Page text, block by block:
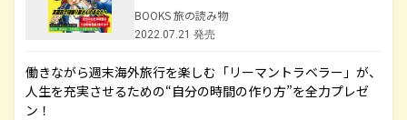
BOOKS 旅の読み物
2022.07.21 発売
働きながら週末海外旅行を楽しむ「リーマントラベラー」が、
人生を充実させるための“自分の時間の作り方”を全力プレゼ
ン！